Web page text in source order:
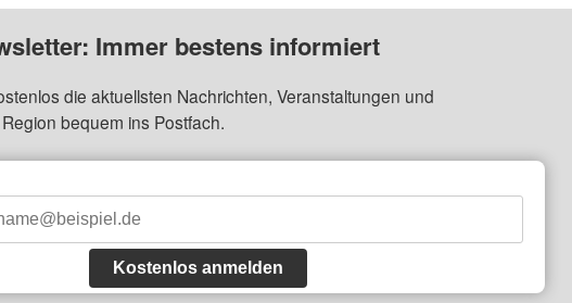
Immer bestens informiert
die aktuellsten Nachrichten, Veranstaltungen und
bequem ins Postfach.
Kostenlos anmelden